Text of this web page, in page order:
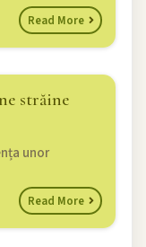
Read More
străine
unor
Read More